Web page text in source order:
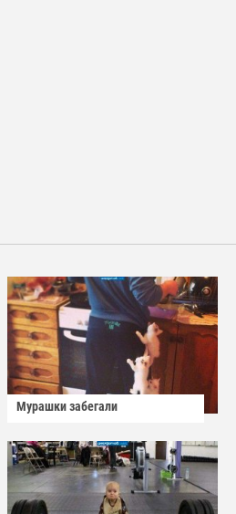
Мурашки забегали